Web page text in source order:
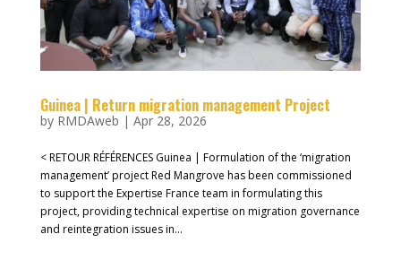
Guinea | Return migration management Project
by RMDAweb | Apr 28, 2026
< RETOUR RÉFÉRENCES Guinea | Formulation of the ‘migration
management’ project Red Mangrove has been commissioned
to support the Expertise France team in formulating this
project, providing technical expertise on migration governance
and reintegration issues in...